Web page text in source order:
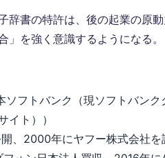
辞書の特許は、後の起業の原
」を強く意識するようになる。
ソフトバンク（現ソフトバン
イト））
、2000年にヤフー株式会社を